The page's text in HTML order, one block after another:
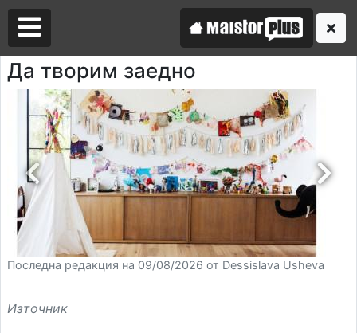
Да творим заедно
Последна редакция на 09/08/2026 от Dessislava Usheva
Източник
Аз съм майстор
Търся майстор